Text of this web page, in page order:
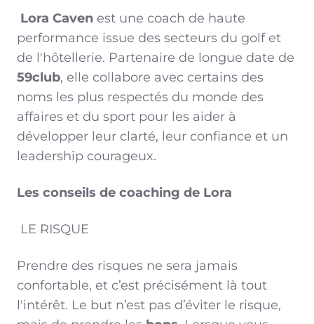
Lora Caven est une coach de haute
performance issue des secteurs du golf et
de l'hôtellerie. Partenaire de longue date de
59club, elle collabore avec certains des
noms les plus respectés du monde des
affaires et du sport pour les aider à
développer leur clarté, leur confiance et un
leadership courageux.
Les conseils de coaching de Lora
LE RISQUE
Prendre des risques ne sera jamais
confortable, et c’est précisément là tout
l'intérêt. Le but n’est pas d’éviter le risque,